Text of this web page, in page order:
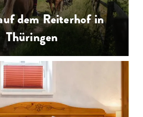
…
dem Reiterhof in
Thüringen
auf dem Reiterhof in
- Reiterhöfe für